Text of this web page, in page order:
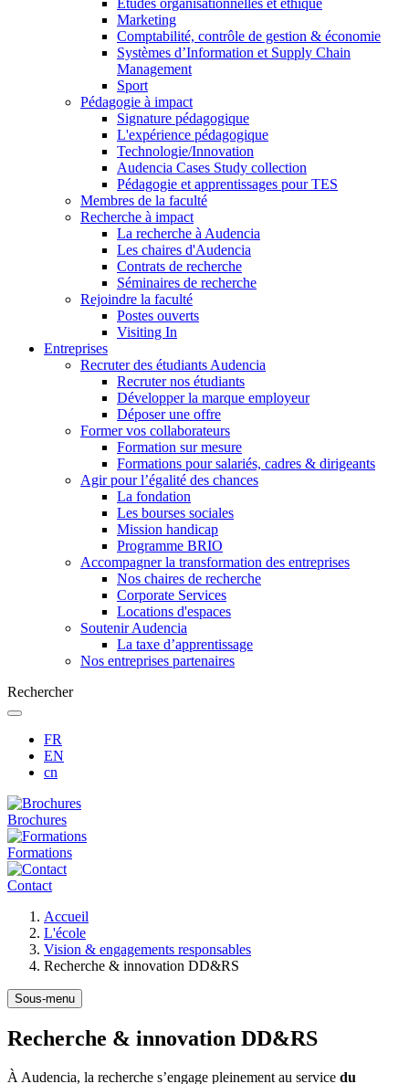
Études organisationnelles et éthique
Marketing
Comptabilité, contrôle de gestion & économie
Systèmes d’Information et Supply Chain
Management
Sport
Pédagogie à impact
Signature pédagogique
L'expérience pédagogique
Technologie/Innovation
Audencia Cases Study collection
Pédagogie et apprentissages pour TES
Membres de la faculté
Recherche à impact
La recherche à Audencia
Les chaires d'Audencia
Contrats de recherche
Séminaires de recherche
Rejoindre la faculté
Postes ouverts
Visiting In
Entreprises
Recruter des étudiants Audencia
Recruter nos étudiants
Développer la marque employeur
Déposer une offre
Former vos collaborateurs
Formation sur mesure
Formations pour salariés, cadres & dirigeants
Agir pour l’égalité des chances
La fondation
Les bourses sociales
Mission handicap
Programme BRIO
Accompagner la transformation des entreprises
Nos chaires de recherche
Corporate Services
Locations d'espaces
Soutenir Audencia
La taxe d’apprentissage
Nos entreprises partenaires
Rechercher
FR
EN
cn
Brochures
Formations
Contact
d'Ariane
Accueil
L'école
Vision & engagements responsables
Recherche & innovation DD&RS
Sous-menu
Recherche & innovation DD&RS
À Audencia, la recherche s’engage pleinement au service du